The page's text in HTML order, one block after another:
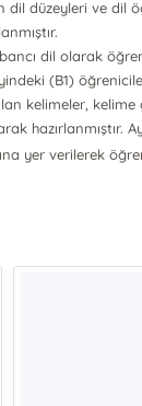
dil düzeyleri ve dil
dil olarak
(B1)
kelimeler, kelime
hazırlanmıştır.
yer verilerek